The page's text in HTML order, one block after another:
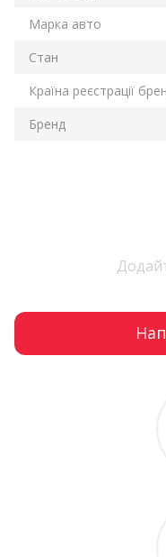
Марка авто
Стан
Країна реєстрації
Бренд